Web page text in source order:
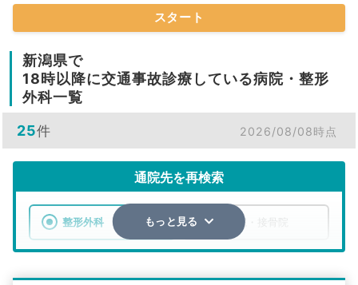
スタート
新潟県で
18時以降に交通事故診療している病院・整形
外科一覧
25件 2026/08/08時点
通院先を再検索
整形外科 整骨院・接骨院
もっと見る